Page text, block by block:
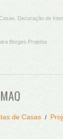
Decoração de
Borges Projetos
de Casas